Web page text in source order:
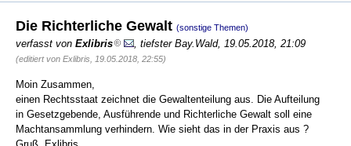
Die Richterliche Gewalt (sonstige Themen)
verfasst von Exlibris , tiefster Bay.Wald, 19.05.2018, 21:09
(editiert von Exlibris, 19.05.2018, 22:55)
Moin Zusammen,
einen Rechtsstaat zeichnet die Gewaltenteilung aus. Die Aufteilung
in Gesetzgebende, Ausführende und Richterliche Gewalt soll eine
Machtansammlung verhindern. Wie sieht das in der Praxis aus ?